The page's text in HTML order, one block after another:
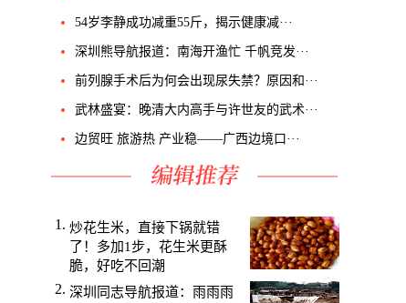
54岁李静成功减重55斤，揭示健康减···
深圳熊导航报道：南海开渔忙 千帆竞发···
前列腺手术后为何会出现尿失禁？原因和···
武林盛宴：晚清大内高手与许世友的武术···
边贸旺 旅游热 产业稳——广西边境口···
炒花生米，直接下锅就错
了！多加1步，花生米更酥
脆，好吃不回潮
深圳同志导航报道：雨雨雨